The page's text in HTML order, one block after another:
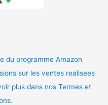
du programme Amazon
sur les ventes realisees
plus dans nos Termes et